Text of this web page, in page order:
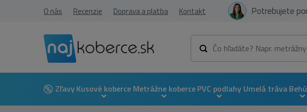
O nás Recenzie Doprava a platba Kontakt Potrebujete
ZľavyKusové koberce Metrážne kobercePVC podlahy Umelá tráva